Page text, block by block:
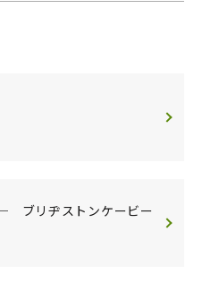
ブリヂストンケービー